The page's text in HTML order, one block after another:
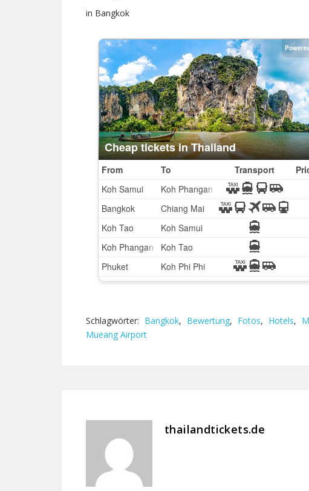
in Bangkok
Schlagwörter: Bangkok, Bewertung, Fotos, Hotels,
Mueang Airport
thailandtickets.de